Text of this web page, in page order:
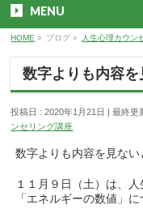
MENU
HOME » ブログ » 人生心理カウン
数字よりも内容
投稿日 : 2020年1月21日 最終更
ンセリング講座
数字よりも内容を見な
１１月９日（土）は、
「エネルギーの数値」